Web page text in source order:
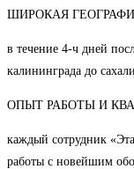
ШИРОКАЯ
в течение 4-ч дней
калининграда до
ОПЫТ РАБОТЫ И
каждый сотрудник
работы с новейшим